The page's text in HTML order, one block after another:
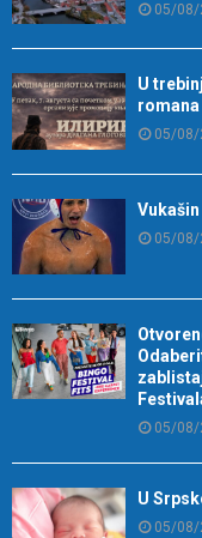
05/08/
U
05/08/
05/08/
05/08/
U
05/08/